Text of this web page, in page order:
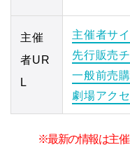
主催
者UR
L
主催者サイ
先行販売
一般前売
劇場アク
※最新の情報は主催